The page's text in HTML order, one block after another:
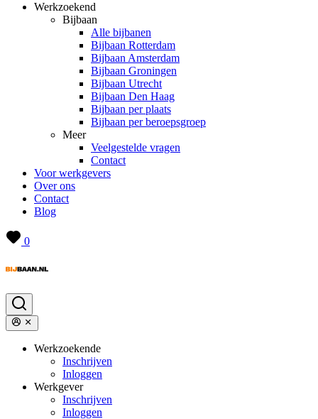
Werkzoekend
Bijbaan
Alle bijbanen
Bijbaan Rotterdam
Bijbaan Amsterdam
Bijbaan Groningen
Bijbaan Utrecht
Bijbaan Den Haag
Bijbaan per plaats
Bijbaan per beroepsgroep
Meer
Veelgestelde vragen
Contact
Voor werkgevers
Over ons
Contact
Blog
0
Werkzoekende
Inschrijven
Inloggen
Werkgever
Inschrijven
Inloggen